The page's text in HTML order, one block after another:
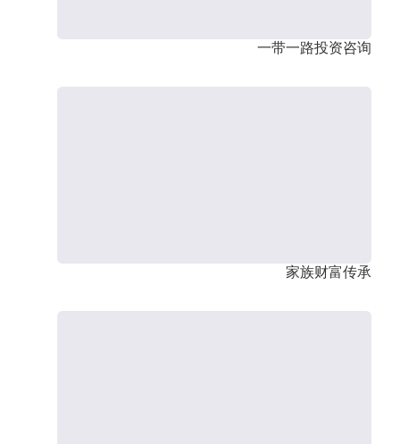
一带一路投资咨询
家族财富传承